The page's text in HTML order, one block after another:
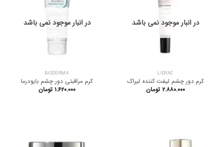
در انبار موجود نمی باشد
LIERAC
کرم دور چشم لیفت کننده لیراک
۲.۸۸۰.۰۰۰ تومان
در انبار موجود نمی باشد
BIODERMA
کرم مراقبتی دور چشم بایودرما
۱.۶۲۰.۰۰۰ تومان